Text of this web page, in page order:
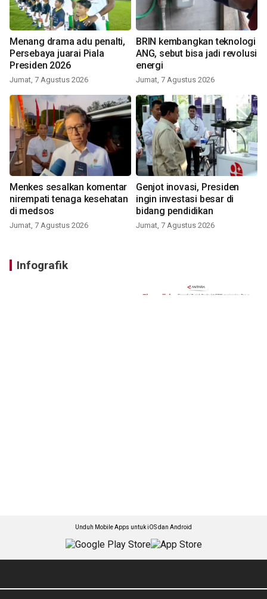
Menang drama adu penalti,
Persebaya juarai Piala
Presiden 2026
Jumat, 7 Agustus 2026
BRIN kembangkan teknologi
ANG, sebut bisa jadi revolusi
energi
Jumat, 7 Agustus 2026
Menkes sesalkan komentar
nirempati tenaga kesehatan
di medsos
Jumat, 7 Agustus 2026
Genjot inovasi, Presiden
ingin investasi besar di
bidang pendidikan
Jumat, 7 Agustus 2026
Infografik
Unduh Mobile Apps untuk iOS dan Android